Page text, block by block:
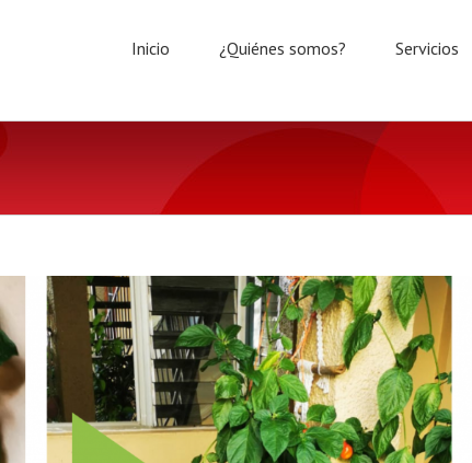
Inicio ¿Quiénes somos? Servicios